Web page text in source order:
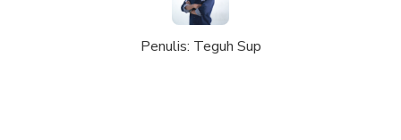
Penulis: Teguh Sup